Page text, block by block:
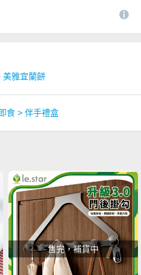
美雅宜蘭餅
食 > 伴手禮盒
售完，補貨中